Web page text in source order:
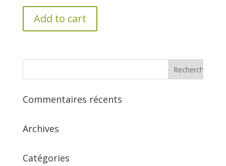
Add to cart
Commentaires récents
Archives
Catégories